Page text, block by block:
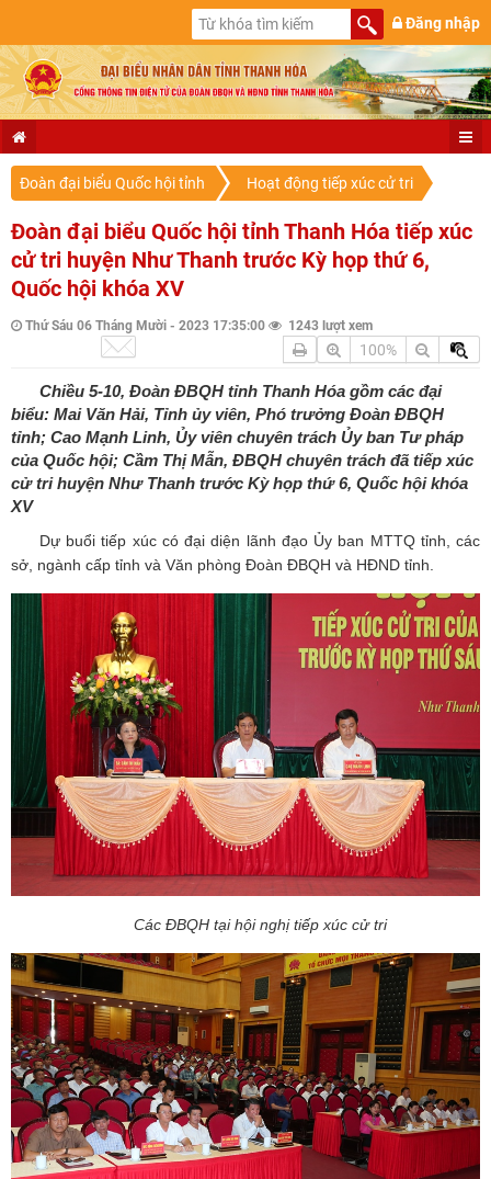
Đăng nhập
Đoàn đại biểu Quốc hội tỉnh Hoạt động tiếp xúc cử tri
Đoàn đại biểu Quốc hội tỉnh Thanh Hóa tiếp xúc
cử tri huyện Như Thanh trước Kỳ họp thứ 6,
Quốc hội khóa XV
Thứ Sáu 06 Tháng Mười - 2023 17:35:00 1243 lượt xem
100%
Chiều 5-10, Đoàn ĐBQH tỉnh Thanh Hóa gồm các đại
biểu: Mai Văn Hải, Tỉnh ủy viên, Phó trưởng Đoàn ĐBQH
tỉnh; Cao Mạnh Linh, Ủy viên chuyên trách Ủy ban Tư pháp
của Quốc hội; Cầm Thị Mẫn, ĐBQH chuyên trách đã tiếp xúc
cử tri huyện Như Thanh trước Kỳ họp thứ 6, Quốc hội khóa
XV
Dự buổi tiếp xúc có đại diện lãnh đạo Ủy ban MTTQ tỉnh, các
sở, ngành cấp tỉnh và Văn phòng Đoàn ĐBQH và HĐND tỉnh.
Các ĐBQH tại hội nghị tiếp xúc cử tri